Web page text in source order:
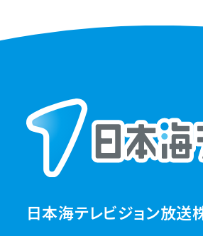
日本海テレビジョン放送